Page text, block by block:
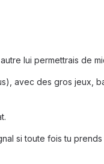
lui permettrais de
avec des gros jeux,
si toute fois tu